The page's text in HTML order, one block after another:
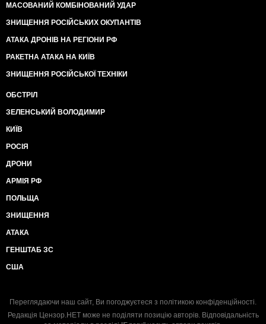
МАСОВАНИЙ КОМБІНОВАНИЙ УДАР
ЗНИЩЕННЯ РОСІЙСЬКИХ ОКУПАНТІВ
АТАКА ДРОНІВ НА РЕГІОНИ РФ
РАКЕТНА АТАКА НА КИЇВ
ЗНИЩЕННЯ РОСІЙСЬКОЇ ТЕХНІКИ
ОБСТРІЛ
ЗЕЛЕНСЬКИЙ ВОЛОДИМИР
КИЇВ
РОСІЯ
ДРОНИ
АРМІЯ РФ
ПОЛЬЩА
ЗНИЩЕННЯ
АТАКА
ГЕНШТАБ ЗС
США
Переглядаючи наш сайт, Ви погоджуєтеся з політикою конфіденційності.
Редакція Цензор.НЕТ може не поділяти позицію авторів. Відповідальність